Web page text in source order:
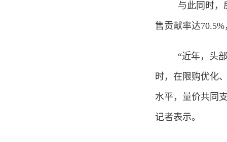
与此同时，
售贡献率达
“近年，头
时，在限购优化
水平，量价共同
记者表示。